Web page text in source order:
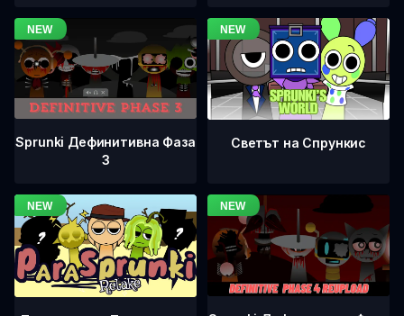
Sprunki Дефинитивна Фаза
3
Светът на Спрункис